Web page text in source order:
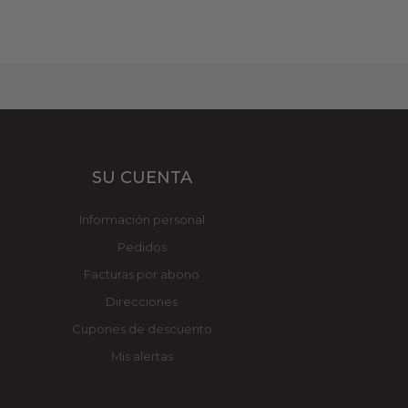
SU CUENTA
Información personal
Pedidos
Facturas por abono
Direcciones
Cupones de descuento
Mis alertas